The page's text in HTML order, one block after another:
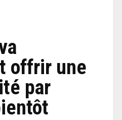
offrir une
par